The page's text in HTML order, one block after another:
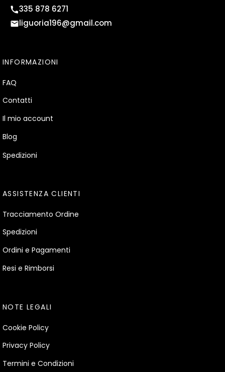
335 878 6271
liguoria196@gmail.com
INFORMAZIONI
FAQ
Contatti
Il mio account
Blog
Spedizioni
ASSISTENZA CLIENTI
Tracciamento Ordine
Spedizioni
Ordini e Pagamenti
Resi e Rimborsi
NOTE LEGALI
Cookie Policy
Privacy Policy
Termini e Condizioni